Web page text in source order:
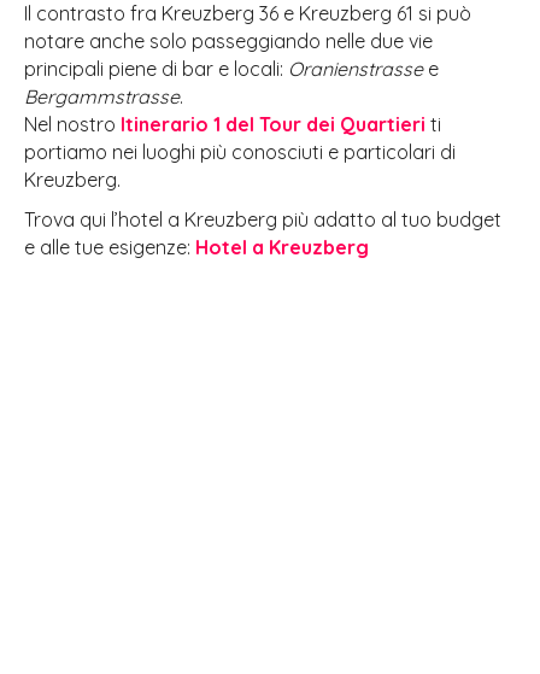
Il contrasto fra Kreuzberg 36 e Kreuzberg 61 si può
notare anche solo passeggiando nelle due vie
principali piene di bar e locali: Oranienstrassee
Bergammstrasse.
Nel nostro Itinerario 1 del Tour dei Quartieri ti
portiamo nei luoghi più conosciuti e particolari di
Kreuzberg.
Trova qui l’hotel a Kreuzberg più adatto al tuo budget
e alle tue esigenze: Hotel a Kreuzberg